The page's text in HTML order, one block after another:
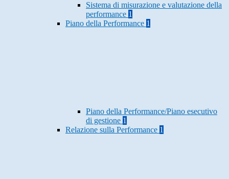
Sistema di misurazione e valutazione della
performance 1
Piano della Performance 1
Piano della Performance/Piano esecutivo
di gestione 1
Relazione sulla Performance 1